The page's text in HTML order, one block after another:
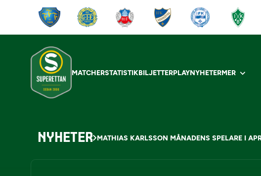
MATCHERSTATISTIKBILJETTERPLAYNYHETERMER
NYHETER MATHIAS KARLSSON MÅNADENS SPELARE I